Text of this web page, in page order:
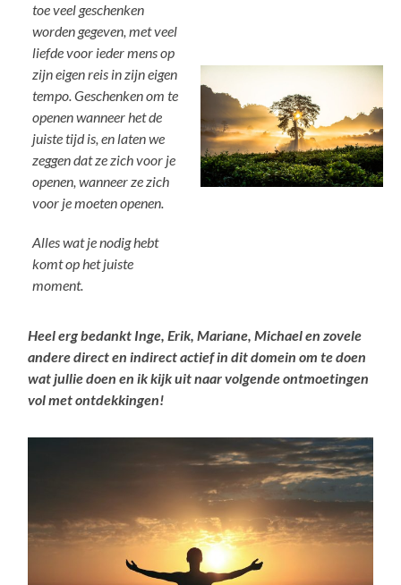
toe veel geschenken
worden gegeven, met veel
liefde voor ieder mens op
zijn eigen reis in zijn eigen
tempo. Geschenken om te
openen wanneer het de
juiste tijd is, en laten we
zeggen dat ze zich voor je
openen, wanneer ze zich
voor je moeten openen.
Alles wat je nodig hebt
komt op het juiste
moment.
Heel erg bedankt Inge, Erik, Mariane, Michael en zovele
andere direct en indirect actief in dit domein om te doen
wat jullie doen en ik kijk uit naar volgende ontmoetingen
vol met ontdekkingen!